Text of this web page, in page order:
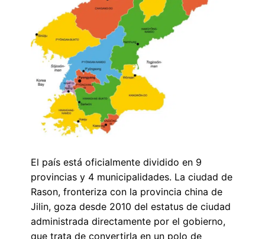
El país está oficialmente dividido en 9
provincias y 4 municipalidades. La ciudad de
Rason, fronteriza con la provincia china de
Jilin, goza desde 2010 del estatus de ciudad
administrada directamente por el gobierno,
que trata de convertirla en un polo de